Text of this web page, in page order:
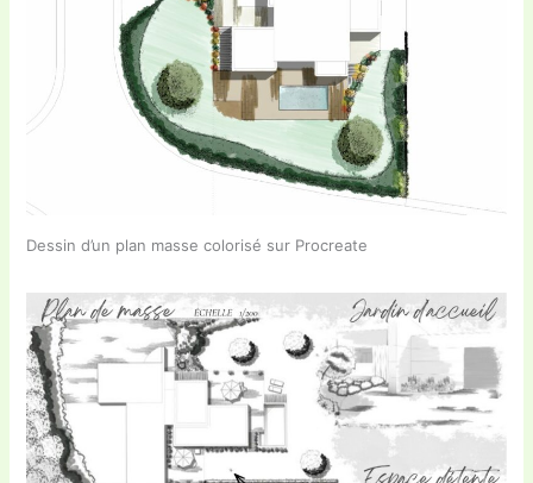
Dessin d’un plan masse colorisé sur Procreate